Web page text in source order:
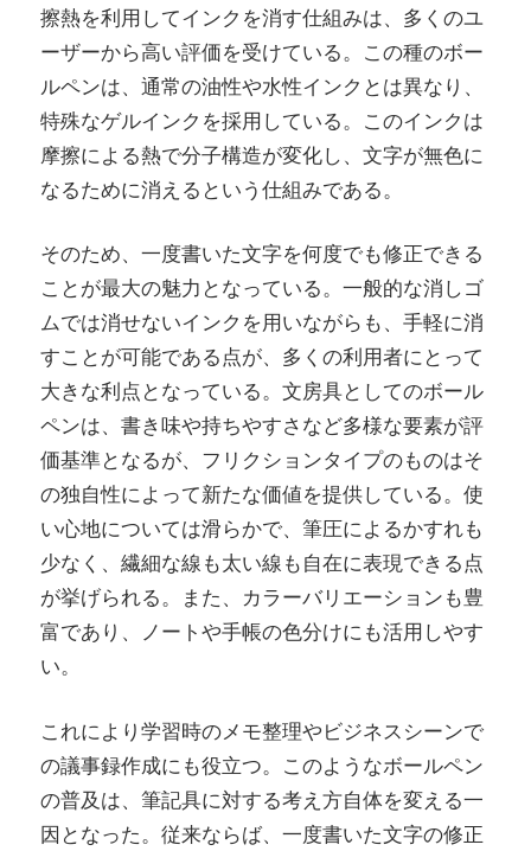
擦熱を利用してインクを消す仕組みは、多くのユ
ーザーから高い評価を受けている。この種のボー
ルペンは、通常の油性や水性インクとは異なり、
特殊なゲルインクを採用している。このインクは
摩擦による熱で分子構造が変化し、文字が無色に
なるために消えるという仕組みである。
そのため、一度書いた文字を何度でも修正できる
ことが最大の魅力となっている。一般的な消しゴ
ムでは消せないインクを用いながらも、手軽に消
すことが可能である点が、多くの利用者にとって
大きな利点となっている。文房具としてのボール
ペンは、書き味や持ちやすさなど多様な要素が評
価基準となるが、フリクションタイプのものはそ
の独自性によって新たな価値を提供している。使
い心地については滑らかで、筆圧によるかすれも
少なく、繊細な線も太い線も自在に表現できる点
が挙げられる。また、カラーバリエーションも豊
富であり、ノートや手帳の色分けにも活用しやす
い。
これにより学習時のメモ整理やビジネスシーンで
の議事録作成にも役立つ。このようなボールペン
の普及は、筆記具に対する考え方自体を変える一
因となった。従来ならば、一度書いた文字の修正